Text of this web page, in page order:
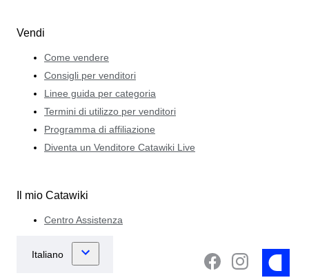
Vendi
Come vendere
Consigli per venditori
Linee guida per categoria
Termini di utilizzo per venditori
Programma di affiliazione
Diventa un Venditore Catawiki Live
Il mio Catawiki
Centro Assistenza